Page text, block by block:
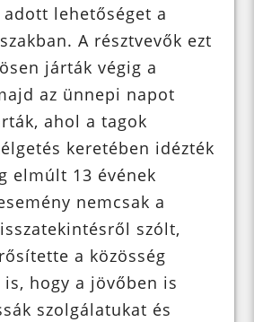
lehetőséget a
A résztvevők ezt
járták végig a
az ünnepi napot
ahol a tagok
keretében idézték
elmúlt 13 évének
nemcsak a
szólt,
a közösség
hogy a jövőben is
szolgálatukat és